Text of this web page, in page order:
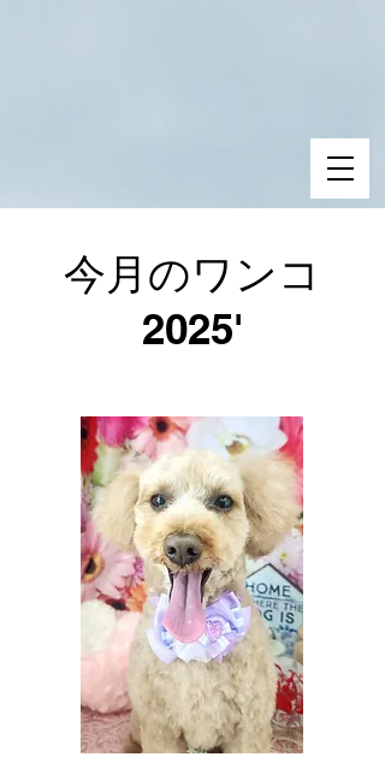
今月のワンコ
2025'